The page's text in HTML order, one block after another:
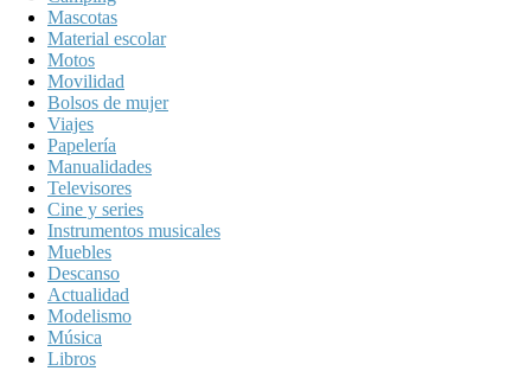
Mascotas
Material escolar
Motos
Movilidad
Bolsos de mujer
Viajes
Papelería
Manualidades
Televisores
Cine y series
Instrumentos musicales
Muebles
Descanso
Actualidad
Modelismo
Música
Libros